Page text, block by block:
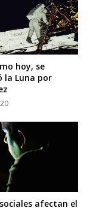
hoy, se
Luna por
afectan el